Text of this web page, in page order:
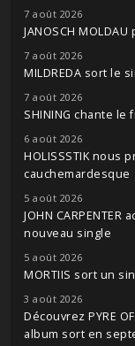
7 août 2026
JANOSCH
7 août 2026
MILDREDA sort le
7 août 2026
SHINING chante
6 août 2026
HOLISSSTIK nous
cauchemardesque
5 août 2026
JOHN
nouveau single
5 août 2026
MORTIIS sort un
3 août 2026
Découvrez PYRE
album sort en